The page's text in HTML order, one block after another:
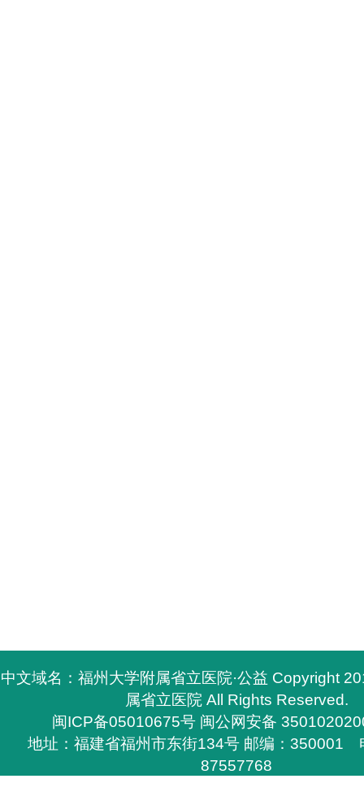
中文域名：福州大学附属省立医院·公益 Copyright
属省立医院 All Rights Reserved.
闽ICP备05010675号 闽公网安备
地址：福建省福州市东街134号 邮编：350001
87557768